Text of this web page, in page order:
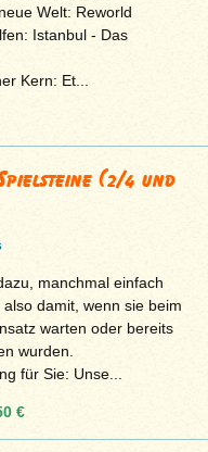
Welt: Reworld
Istanbul - Das
Kern: Et...
(2/4 und
manchmal einfach
damit, wenn sie beim
warten oder bereits
wurden.
für Sie: Unse...
€